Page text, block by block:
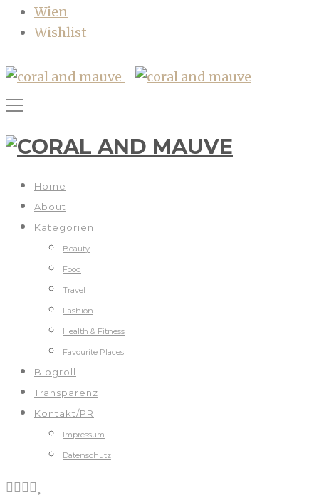
Wien
Wishlist
Home
About
Kategorien
Beauty
Food
Travel
Fashion
Health & Fitness
Favourite Places
Blogroll
Transparenz
Kontakt/PR
Impressum
Datenschutz